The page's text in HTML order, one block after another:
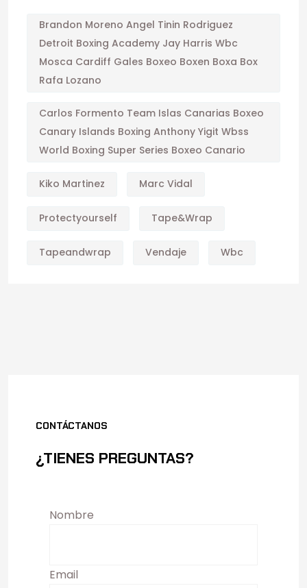
Brandon Moreno Angel Tinin Rodriguez
Detroit Boxing Academy Jay Harris Wbc
Mosca Cardiff Gales Boxeo Boxen Boxa Box
Rafa Lozano
Carlos Formento Team Islas Canarias Boxeo
Canary Islands Boxing Anthony Yigit Wbss
World Boxing Super Series Boxeo Canario
Kiko Martinez Marc Vidal
Protectyourself Tape&wrap
Tapeandwrap Vendaje Wbc
CONTÁCTANOS
¿TIENES PREGUNTAS?
Nombre
Email